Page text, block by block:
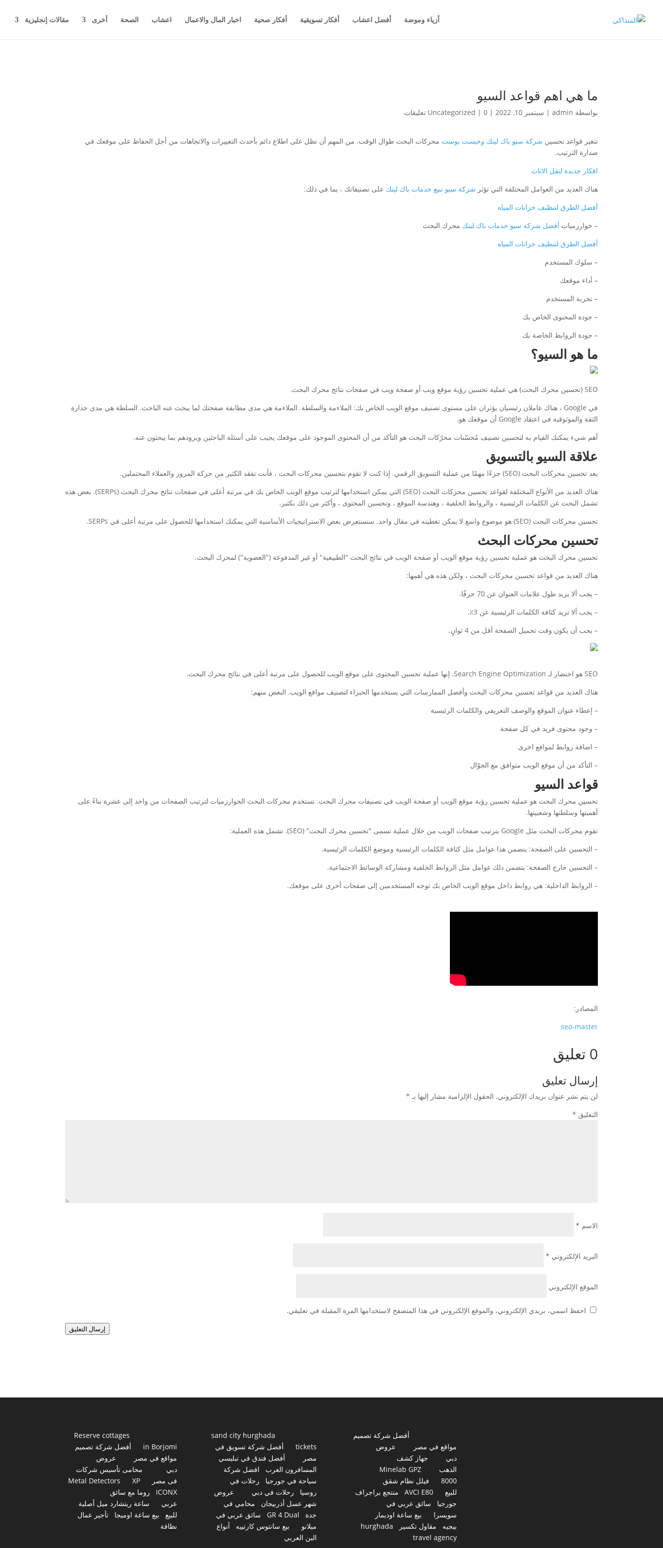
أزياء وموضة أفضل اعشاب أفكار تسويقية أفكار صحية اخبار المال والاعمال اعشاب الصحة أخرى مقالات إنجليزية
ما هي اهم قواعد السيو
بواسطة admin
| سبتمبر 10, 2022 |
Uncategorized | 0 تعليقات
تتغير قواعد تحسين شركة سيو باك لينك وجيست بوست محركات البحث طوال الوقت. من المهم أن تظل على اطلاع دائم بأحدث التغييرات والاتجاهات من أجل الحفاظ على موقعك في
صدارة الترتيب.
افكار جديدة لنقل الاثاث
هناك العديد من العوامل المختلفة التي تؤثر شركة سيو تبيع خدمات باك لينك على تصنيفاتك ، بما في ذلك:
أفضل الطرق لتنظيف خزانات المياه
– خوارزميات أفضل شركة سيو خدمات باك لينك محرك البحث
أفضل الطرق لتنظيف خزانات المياه
– سلوك المستخدم
– أداء موقعك
– تجربة المستخدم
– جودة المحتوى الخاص بك
– جودة الروابط الخاصة بك
ما هو السيو؟
SEO (تحسين محرك البحث) هي عملية تحسين رؤية موقع ويب أو صفحة ويب في صفحات نتائج محرك البحث.
في Google ، هناك عاملان رئيسيان يؤثران على مستوى تصنيف موقع الويب الخاص بك: الملاءمة والسلطة. الملاءمة هي مدى مطابقة صفحتك لما يبحث عنه الباحث. السلطة هي مدى جدارة
الثقة والموثوقية في اعتقاد Google أن موقعك هو.
أهم شيء يمكنك القيام به لتحسين تصنيف مُحسّنات محرّكات البحث هو التأكد من أن المحتوى الموجود على موقعك يجيب على أسئلة الباحثين ويزودهم بما يبحثون عنه.
علاقة السيو بالتسويق
يعد تحسين محركات البحث (SEO) جزءًا مهمًا من عملية التسويق الرقمي. إذا كنت لا تقوم بتحسين محركات البحث ، فأنت تفقد الكثير من حركة المرور والعملاء المحتملين.
هناك العديد من الأنواع المختلفة لقواعد تحسين محركات البحث (SEO) التي يمكن استخدامها لترتيب موقع الويب الخاص بك في مرتبة أعلى في صفحات نتائج محرك البحث (SERPs). بعض هذه
تشمل البحث عن الكلمات الرئيسية ، والروابط الخلفية ، وهندسة الموقع ، وتحسين المحتوى ، وأكثر من ذلك بكثير.
تحسين محركات البحث (SEO) هو موضوع واسع لا يمكن تغطيته في مقال واحد. سنستعرض بعض الاستراتيجيات الأساسية التي يمكنك استخدامها للحصول على مرتبة أعلى في SERPs.
تحسين محركات البحث
تحسين محرك البحث هو عملية تحسين رؤية موقع الويب أو صفحة الويب في نتائج البحث "الطبيعية" أو غير المدفوعة ("العضوية") لمحرك البحث.
هناك العديد من قواعد تحسين محركات البحث ، ولكن هذه هي أهمها:
– يجب ألا يزيد طول علامات العنوان عن 70 حرفًا.
– يجب ألا تزيد كثافة الكلمات الرئيسية عن 3٪.
– يجب أن يكون وقت تحميل الصفحة أقل من 4 ثوانٍ.
SEO هو اختصار لـ Search Engine Optimization. إنها عملية تحسين المحتوى على موقع الويب للحصول على مرتبة أعلى في نتائج محرك البحث.
هناك العديد من قواعد تحسين محركات البحث وأفضل الممارسات التي يستخدمها الخبراء لتصنيف مواقع الويب. البعض منهم:
– إعطاء عنوان الموقع والوصف التعريفي والكلمات الرئيسية
– وجود محتوى فريد في كل صفحة
– اضافة روابط لمواقع اخرى
– التأكد من أن موقع الويب متوافق مع الجوّال
قواعد السيو
تحسين محرك البحث هو عملية تحسين رؤية موقع الويب أو صفحة الويب في تصنيفات محرك البحث. تستخدم محركات البحث الخوارزميات لترتيب الصفحات من واحد إلى عشرة بناءً على
أهميتها وسلطتها وشعبيتها.
تقوم محركات البحث مثل Google بترتيب صفحات الويب من خلال عملية تسمى "تحسين محرك البحث" (SEO). تشمل هذه العملية:
– التحسين على الصفحة: يتضمن هذا عوامل مثل كثافة الكلمات الرئيسية وموضع الكلمات الرئيسية.
– التحسين خارج الصفحة: يتضمن ذلك عوامل مثل الروابط الخلفية ومشاركة الوسائط الاجتماعية.
– الروابط الداخلية: هي روابط داخل موقع الويب الخاص بك توجه المستخدمين إلى صفحات أخرى على موقعك.
المصادر:
seo-master
0 تعليق
إرسال تعليق
لن يتم نشر عنوان بريدك الإلكتروني. الحقول الإلزامية مشار إليها بـ *
التعليق *
الاسم *
البريد الإلكتروني *
الموقع الإلكتروني
احفظ اسمي، بريدي الإلكتروني، والموقع الإلكتروني في هذا المتصفح لاستخدامها المرة المقبلة في تعليقي.
إرسال التعليق
Reserve cottages
in Borjomi
أفضل شركة تصميم
مواقع في مصر
عروض
دبي
محامى تأسيس شركات
فى مصر
Metal Detectors
XP
ICONX
روما مع سائق
عربي
ساعة ريتشارد ميل أصلية
للبيع
بيع ساعة اوميجا
تأجير عمال
نظافة
sand city hurghada
tickets
أفضل شركة تسويق في
مصر
أفضل فندق في تبليسي
المسافرون العرب
افضل شركة
سياحة في جورجيا
رحلات في
روسيا
رحلات في دبي
عروض
شهر عسل أذربيجان
محامي في
جدة
GR 4 Dual
سائق عربي في
ميلانو
بيع سانتوس كارتييه
أنواع
البن العربي
أفضل شركة تصميم
مواقع في مصر
عروض
دبي
جهاز كشف
الذهب
Minelab GPZ
8000
فيلل نظام شقق
للبيع
AVCI E80
منتجع براجراف
جورجيا
سائق عربي في
سويسرا
بيع ساعة اوديمار
بيجيه
مقاول تكسير
hurghada
travel agency